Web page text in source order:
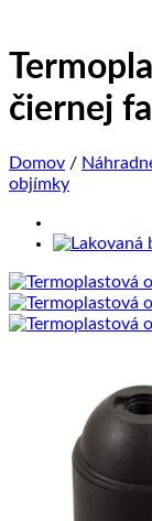
čiernej
Domov /
objímky